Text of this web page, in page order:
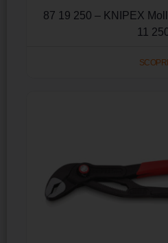
87 19 250 – KNIPEX
11
SCOPRI